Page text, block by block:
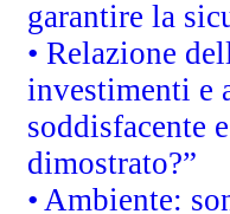
garantire la
• Relazione
investimenti e
soddisfacente
dimostrato?”
• Ambiente: